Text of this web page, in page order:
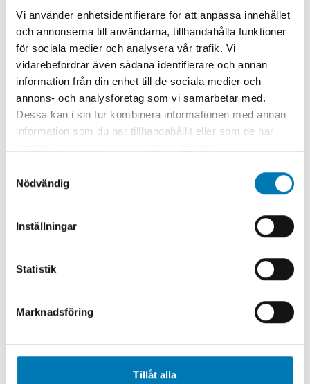
Vi använder enhetsidentifierare för att anpassa innehållet
och annonserna till användarna, tillhandahålla funktioner
för sociala medier och analysera vår trafik. Vi
vidarebefordrar även sådana identifierare och annan
information från din enhet till de sociala medier och
annons- och analysföretag som vi samarbetar med.
Dessa kan i sin tur kombinera informationen med annan
information som du har tillhandahållit eller som de har
Nödvändig
Inställningar
Statistik
Marknadsföring
Tillåt alla
Framtidens lösningar
Säkerhetstjänster
Halmstad
Våra säkerhetslösningar:
Inbrottslarm & passersystem– säkra,
skalbara lösningar för åtkomstkontroll
lösningar som förenklar och stärker
Kameraövervakning (CCTV)
– högupplösta
snabb insats
Integrerade säkerhetssystem–
helhetslösningar som kombinerar teknik